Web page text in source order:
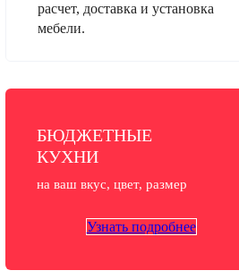
расчет, доставка и установка
мебели.
БЮДЖЕТНЫЕ
КУХНИ
на ваш вкус, цвет, размер
Узнать подробнее